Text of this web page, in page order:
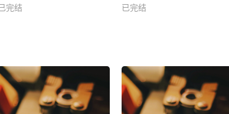
未知
完结
未知
已完结